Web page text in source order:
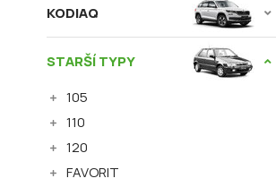
KODIAQ
STARŠÍ TYPY
105
110
120
FAVORIT